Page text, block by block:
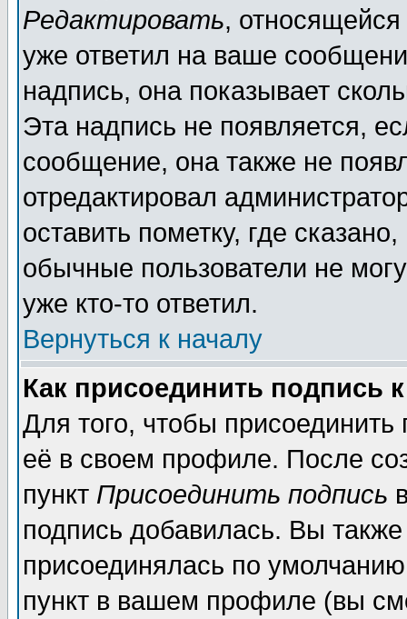
Редактировать,
уже ответил на ваше
надпись, она показывает
Эта надпись не появляется,
сообщение, она также не
отредактировал
оставить пометку, где
обычные пользователи не
уже кто-то ответил.
Вернуться к началу
Как присоединить подпись
Для того, чтобы
её в своем профиле. После
пункт Присоединить подпись
подпись добавилась. Вы
присоединялась по
пункт в вашем профиле (вы